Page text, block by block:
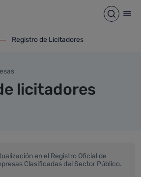
Abrir
opciones del camino de migas
Registro de Licitadores
Registro de Licitadores
licitadores
en el Registro Oficial de
Clasificadas del Sector Público.